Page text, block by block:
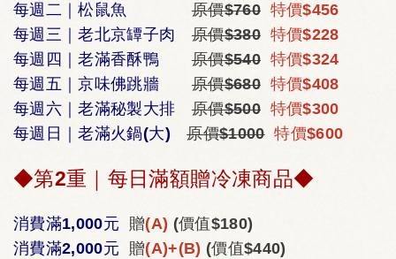
每週二｜松鼠魚
原價$760 特價$456
每週三｜老北京罈子肉
原價$380 特價$228
每週四｜老滿香酥鴨
原價$540 特價$324
每週五｜京味佛跳牆
原價$680 特價$408
每週六｜老滿秘製大排
原價$500 特價$300
每週日｜老滿火鍋(大)
原價$1000 特價$600
◆第2重｜每日滿額贈冷凍商品◆
消費滿1,000元 贈(A) (價值$180)
消費滿2,000元 贈(A)+(B) (價值$440)